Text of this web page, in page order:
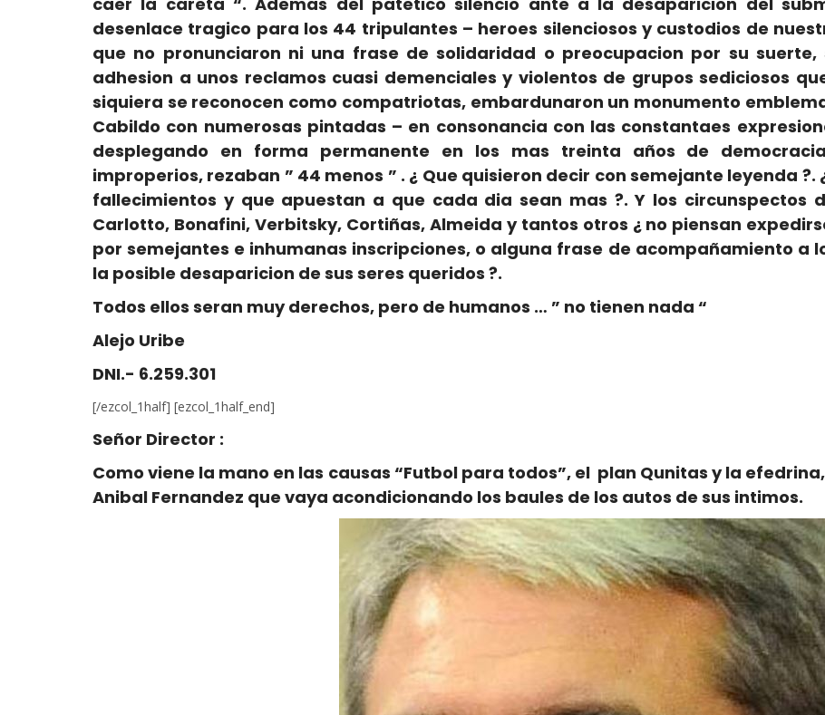
desenlace tragico para los 44 tripulantes – heroes silenciosos y custodios de
que no pronunciaron ni una frase de solidaridad o preocupacion por su
adhesion a unos reclamos cuasi demenciales y violentos de grupos sediciosos
siquiera se reconocen como compatriotas, embardunaron un monumento
Cabildo con numerosas pintadas – en consonancia con las constantaes
desplegando en forma permanente en los mas treinta años de
improperios, rezaban ” 44 menos ” . ¿ Que quisieron decir con semejante leyenda ?.
fallecimientos y que apuestan a que cada dia sean mas ?. Y los circunspectos
Carlotto, Bonafini, Verbitsky, Cortiñas, Almeida y tantos otros ¿ no piensan
por semejantes e inhumanas inscripciones, o alguna frase de acompañamiento a
la posible desaparicion de sus seres queridos ?.
Todos ellos seran muy derechos, pero de humanos … ” no tienen nada “
Alejo Uribe
DNI.- 6.259.301
[/ezcol_1half] [ezcol_1half_end]
Señor Director :
Como viene la mano en las causas “Futbol para todos”, el plan Qunitas y la
Anibal Fernandez que vaya acondicionando los baules de los autos de sus intimos.